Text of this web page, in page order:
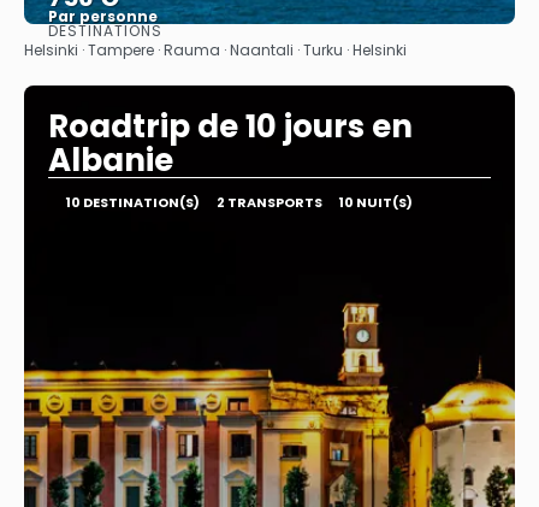
Par personne
Afficher
DESTINATIONS
Helsinki · Tampere · Rauma · Naantali · Turku · Helsinki
Roadtrip de 10 jours en
Albanie
10 DESTINATION(S) 2 TRANSPORTS 10 NUIT(S)